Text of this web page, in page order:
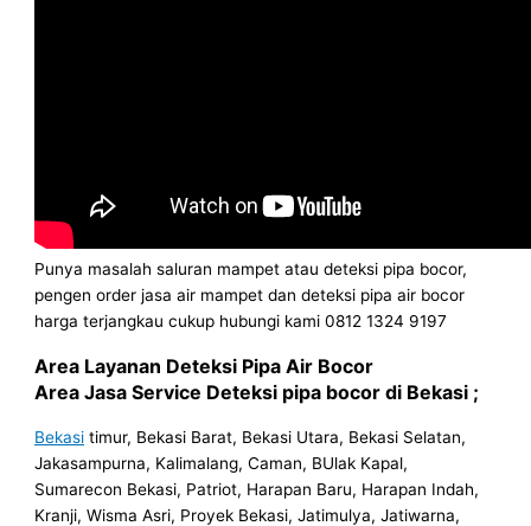
Punya masalah saluran mampet atau deteksi pipa bocor,
pengen order jasa air mampet dan deteksi pipa air bocor
harga terjangkau cukup hubungi kami 0812 1324 9197
Area Layanan Deteksi Pipa Air Bocor
Area Jasa Service Deteksi pipa bocor di Bekasi ;
Bekasi timur, Bekasi Barat, Bekasi Utara, Bekasi Selatan,
Jakasampurna, Kalimalang, Caman, BUlak Kapal,
Sumarecon Bekasi, Patriot, Harapan Baru, Harapan Indah,
Kranji, Wisma Asri, Proyek Bekasi, Jatimulya, Jatiwarna,